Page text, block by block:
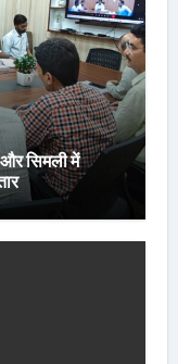
और सिमली में